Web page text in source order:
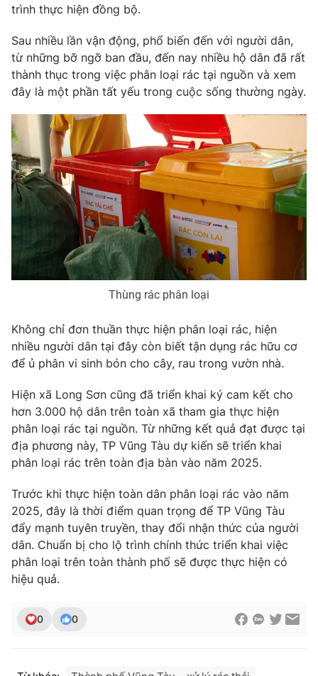
Góc doanh nghiệp
Truyền hình
Phim VTV
Hậu trường
Nhân vật
Khán giả
Giải sao mai
Giải trí
Điện ảnh
Âm nhạc
Sao
Đời sống
Du lịch
Làm đẹp
Chất lượng cuộc sống
Giáo dục
Tuyển sinh
Học trực tuyến
Công nghệ
Hitech Công nghệ tương lai
Sản phẩm
Thị trường
Giao lưu trực tuyến
Lịch phát sóng
Emagazine Podcast
Video Shorts video
VTV Money VTV Thể thao
VTV Sức khoẻ Bất động sản
Thị trường 24h Tấm lòng Việt
VTV4
VTV9
Liên hệ tòa soạn English
trình thực hiện đồng bộ.
Sau nhiều lần vận động, phổ biến đến với người dân,
từ những bỡ ngỡ ban đầu, đến nay nhiều hộ dân đã rất
thành thục trong việc phân loại rác tại nguồn và xem
đây là một phần tất yếu trong cuộc sống thường ngày.
Thùng rác phân loại
Không chỉ đơn thuần thực hiện phân loại rác, hiện
nhiều người dân tại đây còn biết tận dụng rác hữu cơ
để ủ phân vi sinh bón cho cây, rau trong vườn nhà.
Hiện xã Long Sơn cũng đã triển khai ký cam kết cho
hơn 3.000 hộ dân trên toàn xã tham gia thực hiện
phân loại rác tại nguồn. Từ những kết quả đạt được tại
địa phương này, TP Vũng Tàu dự kiến sẽ triển khai
phân loại rác trên toàn địa bàn vào năm 2025.
Trước khi thực hiện toàn dân phân loại rác vào năm
2025, đây là thời điểm quan trọng để TP Vũng Tàu
đẩy mạnh tuyên truyền, thay đổi nhận thức của người
dân. Chuẩn bị cho lộ trình chính thức triển khai việc
phân loại trên toàn thành phố sẽ được thực hiện có
hiệu quả.
0 0